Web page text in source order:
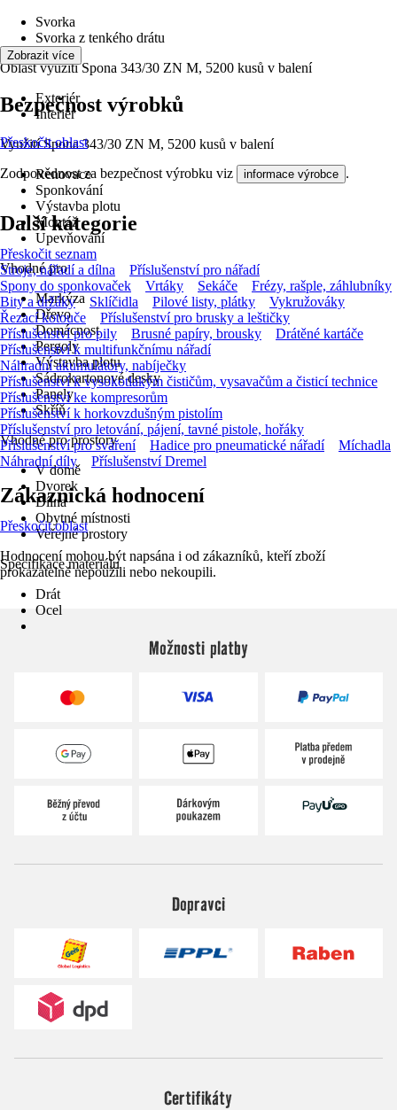
Svorka
Svorka z tenkého drátu
Oblast využití Spona 343/30 ZN M, 5200 kusů v balení
Exteriér
Interiér
Využití Spona 343/30 ZN M, 5200 kusů v balení
Renovace
Sponkování
Výstavba plotu
Montáž
Upevňování
Vhodné pro
Markýza
Dřevo
Domácnost
Pergoly
Výstavba plotu
Sádrokartonové desky
Panely
Skříň
Vhodné pro prostory
V domě
Dvorek
Dílna
Obytné místnosti
Veřejné prostory
Specifikace materiálu
Drát
Ocel
Zobrazit více
Bezpečnost výrobků
Přeskočit oblast
Zodpovědnost za bezpečnost výrobku viz informace výrobce .
Další kategorie
Přeskočit seznam
Stroje, nářadí a dílna
Příslušenství pro nářadí
Spony do sponkovaček
Vrtáky Sekáče
Frézy, rašple, záhlubníky
Bity a držáky
Sklíčidla Pilové listy, plátky
Vykružováky
Řezací kotouče
Příslušenství pro brusky a leštičky
Příslušenství pro pily
Brusné papíry, brousky
Drátěné kartáče
Příslušenství k multifunkčnímu nářadí
Náhradní akumulátory, nabíječky
Příslušenství k vysokotlakým čističům, vysavačům a čisticí technice
Příslušenství ke kompresorům
Příslušenství k horkovzdušným pistolím
Příslušenství pro letování, pájení, tavné pistole, hořáky
Příslušenství pro sváření
Hadice pro pneumatické nářadí
Míchadla
Náhradní díly
Příslušenství Dremel
Zákaznická hodnocení
Přeskočit oblast
Hodnocení mohou být napsána i od zákazníků, kteří zboží
prokazatelně nepoužili nebo nekoupili.
Možnosti platby
Dopravci
Certifikáty